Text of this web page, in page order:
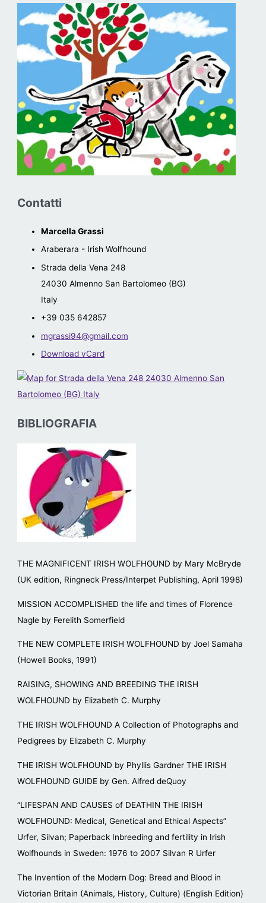
Contatti
Marcella Grassi
Araberara - Irish Wolfhound
Strada della Vena 248
24030 Almenno San Bartolomeo (BG)
Italy
+39 035 642857
mgrassi94@gmail.com
Download vCard
BIBLIOGRAFIA
THE MAGNIFICENT IRISH WOLFHOUND by Mary McBryde
(UK edition, Ringneck Press/Interpet Publishing, April 1998)
MISSION ACCOMPLISHED the life and times of Florence
Nagle by Ferelith Somerfield
THE NEW COMPLETE IRISH WOLFHOUND by Joel Samaha
(Howell Books, 1991)
RAISING, SHOWING AND BREEDING THE IRISH
WOLFHOUND by Elizabeth C. Murphy
THE IRISH WOLFHOUND A Collection of Photographs and
Pedigrees by Elizabeth C. Murphy
THE IRISH WOLFHOUND by Phyllis Gardner THE IRISH
WOLFHOUND GUIDE by Gen. Alfred deQuoy
“LIFESPAN AND CAUSES of DEATHIN THE IRISH
WOLFHOUND: Medical, Genetical and Ethical Aspects”
Urfer, Silvan; Paperback Inbreeding and fertility in Irish
Wolfhounds in Sweden: 1976 to 2007 Silvan R Urfer
The Invention of the Modern Dog: Breed and Blood in
Victorian Britain (Animals, History, Culture) (English Edition)